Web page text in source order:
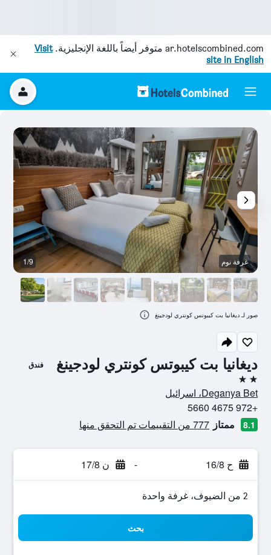
ar.hotelscombined.com متوفر أيضاً باللغة الإنجليزية.Visit
site in English
ديغانيا بت كيبوتس كونتري لودجينغ فندق
2 نجمتين
Deganya Bet، اسرائيل
+972 4675 5660
8.1 ممتاز 777 من التقييمات تم التحقق منها
ح 16/8 - ن 17/8
2 من الضيوف، غرفة واحدة
بحث
غرفة نوم 1/9
صور لـ ديغانيا بت كيبوتس كونتري لودجينغ